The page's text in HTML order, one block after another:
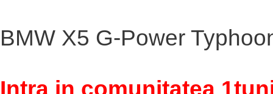
BMW X5 G-Power
Intra in comunitatea